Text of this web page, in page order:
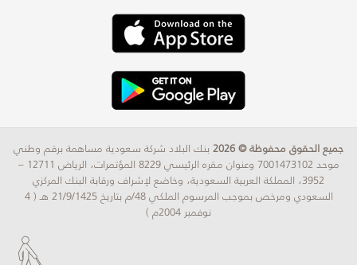
جميع الحقوق محفوظة © 2026
بنك البلاد شركة سعودية مساهمة برقم وطني
موحد 7001473102 وعنوان مقره الرئيسي 8229 المؤتمرات، الرياض 12711 –
3952، المملكة العربية السعودية، وخاضع لإشراف ورقابة البنك المركزي
السعودي ومرخص بموجب المرسوم الملكي 48/م بتاريخ 21/9/1425 هـ ( 4
نوفمبر 2004م )